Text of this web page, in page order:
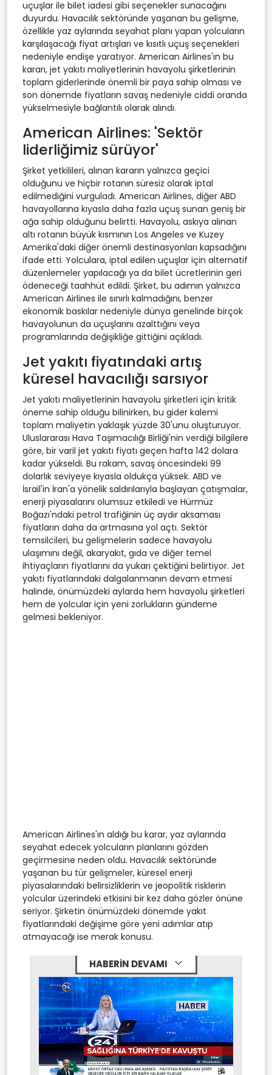
uçuşlar ile bilet iadesi gibi seçenekler sunacağını
duyurdu. Havacılık sektöründe yaşanan bu gelişme,
özellikle yaz aylarında seyahat planı yapan yolcuların
karşılaşacağı fiyat artışları ve kısıtlı uçuş seçenekleri
nedeniyle endişe yaratıyor. American Airlines'ın bu
kararı, jet yakıtı maliyetlerinin havayolu şirketlerinin
toplam giderlerinde önemli bir paya sahip olması ve
son dönemde fiyatların savaş nedeniyle ciddi oranda
yükselmesiyle bağlantılı olarak alındı.
American Airlines: 'Sektör
liderliğimiz sürüyor'
Şirket yetkilileri, alınan kararın yalnızca geçici
olduğunu ve hiçbir rotanın süresiz olarak iptal
edilmediğini vurguladı. American Airlines, diğer ABD
havayollarına kıyasla daha fazla uçuş sunan geniş bir
ağa sahip olduğunu belirtti. Havayolu, askıya alınan
altı rotanın büyük kısmının Los Angeles ve Kuzey
Amerika'daki diğer önemli destinasyonları kapsadığını
ifade etti. Yolculara, iptal edilen uçuşlar için alternatif
düzenlemeler yapılacağı ya da bilet ücretlerinin geri
ödeneceği taahhüt edildi. Şirket, bu adımın yalnızca
American Airlines ile sınırlı kalmadığını, benzer
ekonomik baskılar nedeniyle dünya genelinde birçok
havayolunun da uçuşlarını azalttığını veya
programlarında değişikliğe gittiğini açıkladı.
Jet yakıtı fiyatındaki artış
küresel havacılığı sarsıyor
Jet yakıtı maliyetlerinin havayolu şirketleri için kritik
öneme sahip olduğu bilinirken, bu gider kalemi
toplam maliyetin yaklaşık yüzde 30'unu oluşturuyor.
Uluslararası Hava Taşımacılığı Birliği'nin verdiği bilgilere
göre, bir varil jet yakıtı fiyatı geçen hafta 142 dolara
kadar yükseldi. Bu rakam, savaş öncesindeki 99
dolarlık seviyeye kıyasla oldukça yüksek. ABD ve
İsrail'in İran'a yönelik saldırılarıyla başlayan çatışmalar,
enerji piyasalarını olumsuz etkiledi ve Hürmüz
Boğazı'ndaki petrol trafiğinin üç aydır aksaması
fiyatların daha da artmasına yol açtı. Sektör
temsilcileri, bu gelişmelerin sadece havayolu
ulaşımını değil, akaryakıt, gıda ve diğer temel
ihtiyaçların fiyatlarını da yukarı çektiğini belirtiyor. Jet
yakıtı fiyatlarındaki dalgalanmanın devam etmesi
halinde, önümüzdeki aylarda hem havayolu şirketleri
hem de yolcular için yeni zorlukların gündeme
gelmesi bekleniyor.
American Airlines'ın aldığı bu karar, yaz aylarında
seyahat edecek yolcuların planlarını gözden
geçirmesine neden oldu. Havacılık sektöründe
yaşanan bu tür gelişmeler, küresel enerji
piyasalarındaki belirsizliklerin ve jeopolitik risklerin
yolcular üzerindeki etkisini bir kez daha gözler önüne
seriyor. Şirketin önümüzdeki dönemde yakıt
fiyatlarındaki değişime göre yeni adımlar atıp
atmayacağı ise merak konusu.
HABERİN DEVAMI